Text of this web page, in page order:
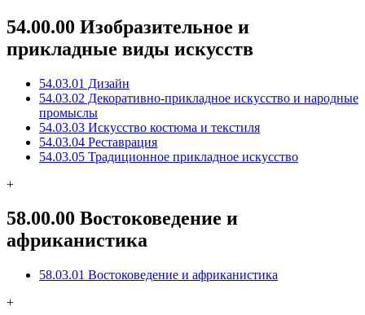
54.00.00 Изобразительное и
прикладные виды искусств
54.03.01 Дизайн
54.03.02 Декоративно-прикладное искусство и народные
промыслы
54.03.03 Искусство костюма и текстиля
54.03.04 Реставрация
54.03.05 Традиционное прикладное искусство
+
58.00.00 Востоковедение и
африканистика
58.03.01 Востоковедение и африканистика
+